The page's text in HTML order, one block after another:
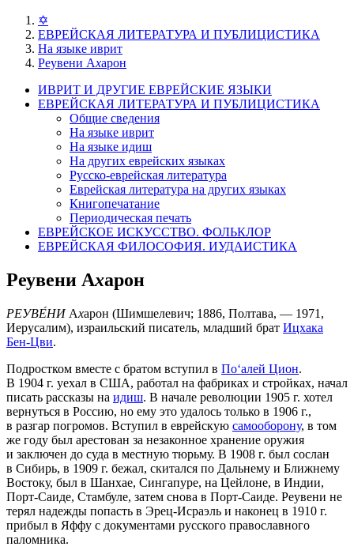
✡
ЕВРЕЙСКАЯ ЛИТЕРАТУРА И ПУБЛИЦИСТИКА
На языке иврит
Реувени Ахарон
ИВРИТ И ДРУГИЕ ЕВРЕЙСКИЕ ЯЗЫКИ
ЕВРЕЙСКАЯ ЛИТЕРАТУРА И ПУБЛИЦИСТИКА
Общие сведения
На языке иврит
На языке идиш
На других еврейских языках
Русско-еврейская литература
Еврейская литература на других языках
Книгопечатание
Периодическая печать
ЕВРЕЙСКОЕ ИСКУССТВО. ФОЛЬКЛОР
ЕВРЕЙСКАЯ ФИЛОСОФИЯ. ИУДАИСТИКА
Реувени Ахарон
РЕУВЕ́НИАхарон (Шимшелевич; 1886, Полтава, — 1971,
Иерусалим), израильский писатель, младший брат Ицхака
Бен-Цви.
Подростком вместе с братом вступил в По‘алей Цион.
В 1904 г. уехал в США, работал на фабриках и стройках, начал
писать рассказы на идиш. В начале революции 1905 г. хотел
вернуться в Россию, но ему это удалось только в 1906 г.,
в разгар погромов. Вступил в еврейскую самооборону, в том
же году был арестован за незаконное хранение оружия
и заключен до суда в местную тюрьму. В 1908 г. был сослан
в Сибирь, в 1909 г. бежал, скитался по Дальнему и Ближнему
Востоку, был в Шанхае, Сингапуре, на Цейлоне, в Индии,
Порт-Саиде, Стамбуле, затем снова в Порт-Саиде. Реувени не
терял надежды попасть в Эрец-Исраэль и наконец в 1910 г.
прибыл в Яффу с документами русского православного
паломника.